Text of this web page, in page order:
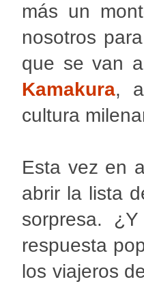
más un
nosotros para
que se van
Kamakura,
cultura
Esta vez en
abrir la lista
sorpresa.
respuesta
los viajeros